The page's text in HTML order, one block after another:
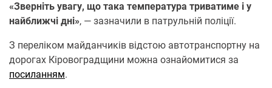
«Зверніть увагу, що така температура триватиме і у
найближчі дні», — зазначили в патрульній поліції.
З переліком майданчиків відстою автотранспортну на
дорогах Кіровоградщини можна ознайомитися за
посиланням.